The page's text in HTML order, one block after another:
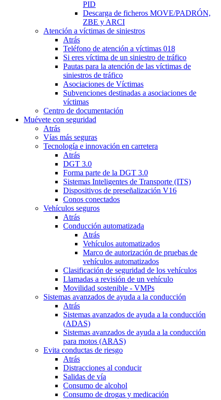
PID
Descarga de ficheros MOVE/PADRÓN,
ZBE y ARCI
Atención a víctimas de siniestros
Atrás
Teléfono de atención a víctimas 018
Si eres víctima de un siniestro de tráfico
Pautas para la atención de las víctimas de
siniestros de tráfico
Asociaciones de Víctimas
Subvenciones destinadas a asociaciones de
víctimas
Centro de documentación
Muévete con seguridad
Atrás
Vías más seguras
Tecnología e innovación en carretera
Atrás
DGT 3.0
Forma parte de la DGT 3.0
Sistemas Inteligentes de Transporte (ITS)
Dispositivos de preseñalización V16
Conos conectados
Vehículos seguros
Atrás
Conducción automatizada
Atrás
Vehículos automatizados
Marco de autorización de pruebas de
vehículos automatizados
Clasificación de seguridad de los vehículos
Llamadas a revisión de un vehículo
Movilidad sostenible - VMPs
Sistemas avanzados de ayuda a la conducción
Atrás
Sistemas avanzados de ayuda a la conducción
(ADAS)
Sistemas avanzados de ayuda a la conducción
para motos (ARAS)
Evita conductas de riesgo
Atrás
Distracciones al conducir
Salidas de vía
Consumo de alcohol
Consumo de drogas y medicación